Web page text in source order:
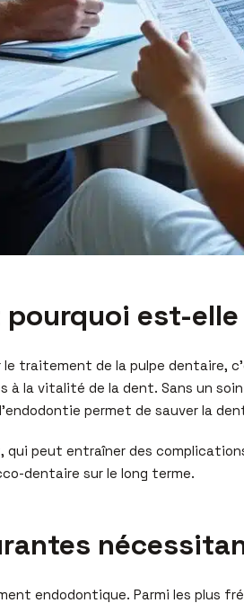
pourquoi est-
traitement de la pulpe dentaire,
la vitalité de la dent. Sans un
permet de sauver la
qui peut entraîner des
dentaire sur le long terme.
endodontique. Parmi les plus